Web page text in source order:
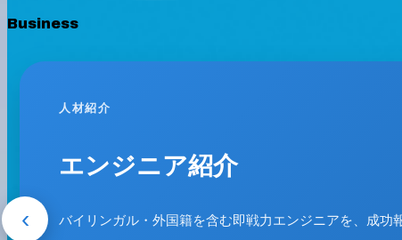
Business
営業支援
HR領域特化の営業代行。営業設計からア
‹